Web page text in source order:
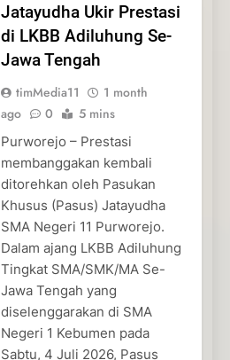
Jatayudha Ukir Prestasi
di LKBB Adiluhung Se-
Jawa Tengah
timMedia11
1 month
ago
0 5 mins
Purworejo – Prestasi
membanggakan kembali
ditorehkan oleh Pasukan
Khusus (Pasus) Jatayudha
SMA Negeri 11 Purworejo.
Dalam ajang LKBB Adiluhung
Tingkat SMA/SMK/MA Se-
Jawa Tengah yang
diselenggarakan di SMA
Negeri 1 Kebumen pada
Sabtu, 4 Juli 2026, Pasus